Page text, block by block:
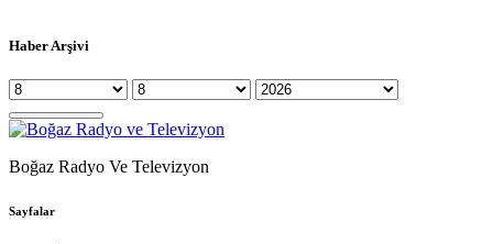
Haber Arşivi
Boğaz Radyo Ve Televizyon
Sayfalar